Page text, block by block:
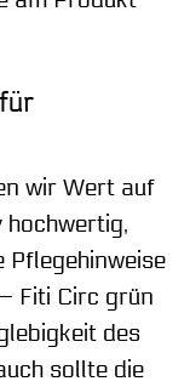
wir Wert auf
hochwertig,
Pflegehinweise
Fiti Circ grün
des
sollte die